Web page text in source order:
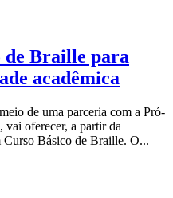
Braille para
acadêmica
de uma parceria com a Pró-
oferecer, a partir da
Básico de Braille. O...